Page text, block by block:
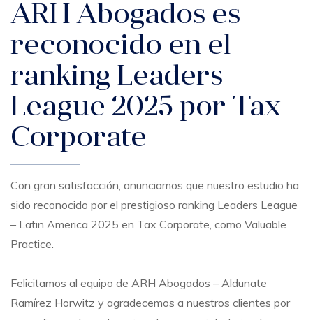
ARH Abogados es
reconocido en el
ranking Leaders
League 2025 por Tax
Corporate
Con gran satisfacción, anunciamos que nuestro estudio ha
sido reconocido por el prestigioso ranking Leaders League
– Latin America 2025 en Tax Corporate, como Valuable
Practice.
Felicitamos al equipo de ARH Abogados – Aldunate
Ramírez Horwitz y agradecemos a nuestros clientes por